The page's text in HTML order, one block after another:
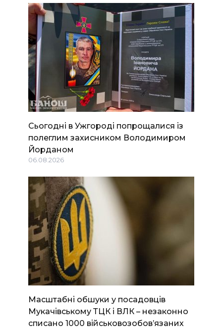
Сьогодні в Ужгороді попрощалися із
полеглим захисником Володимиром
Йорданом
06.08.2026
Масштабні обшуки у посадовців
Мукачівському ТЦК і ВЛК – незаконно
списано 1000 військовозобов’язаних